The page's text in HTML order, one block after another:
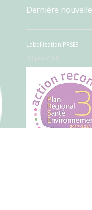
Dernière nouvelle
Labellisation PRSE3
03 juin 2021